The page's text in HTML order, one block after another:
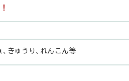
きゅうり、れんこん等